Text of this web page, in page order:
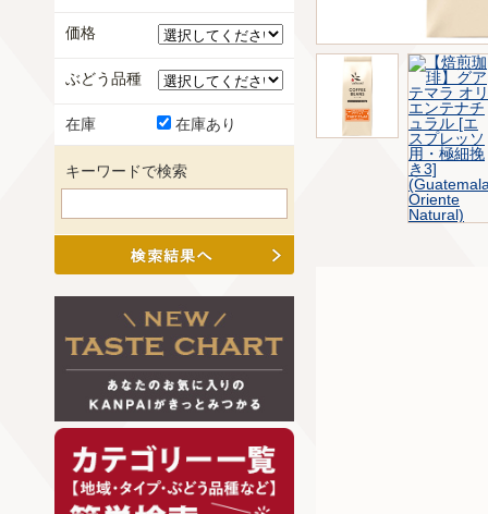
価格
ぶどう品種
在庫 在庫あり
キーワードで検索